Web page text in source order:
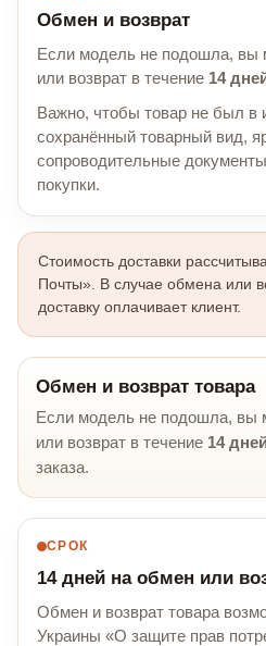
Обмен и возврат
Если модель не подошла, вы
или возврат в течение 14
Важно, чтобы товар не был в
сохранённый товарный вид,
сопроводительные
покупки.
Стоимость доставки
Почты». В случае обмена или
доставку оплачивает клиент.
Обмен и возврат товара
Если модель не подошла, вы
или возврат в течение 14
заказа.
СРОК
14 дней на обмен или
Обмен и возврат товара
Украины «О защите прав